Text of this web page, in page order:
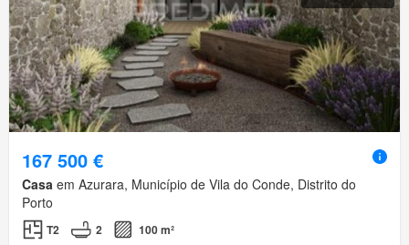
167 500 €
Casa em Azurara, Município de Vila do Conde, Distrito do
Porto
T2 2
100 m²